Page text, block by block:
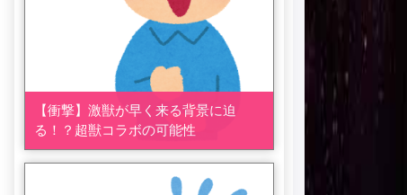
【衝撃】激獣が早く来る背景に迫
る！？超獣コラボの可能性